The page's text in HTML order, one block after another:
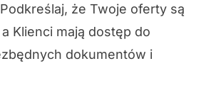
że Twoje oferty są
Klienci mają dostęp do
dokumentów i